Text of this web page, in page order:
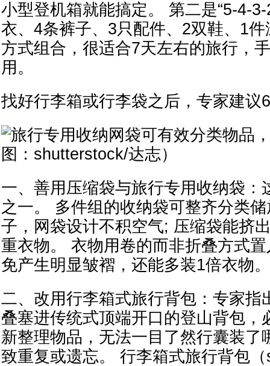
小型登机箱就能搞定。 第二是“5-4-
衣、4条裤子、3只配件、2双鞋、1
方式组合，很适合7天左右的旅行，
用。
找好行李箱或行李袋之后，专家建议
一、善用压缩袋与旅行专用收纳袋：
之一。 多件组的收纳袋可整齐分类
子，网袋设计不积空气; 压缩袋能挤
重衣物。 衣物用卷的而非折叠方式
免产生明显皱褶，还能多装1倍衣物。
二、改用行李箱式旅行背包：专家指
叠塞进传统式顶端开口的登山背包，
新整理物品，无法一目了然行囊装了
致重复或遗忘。 行李箱式旅行背包